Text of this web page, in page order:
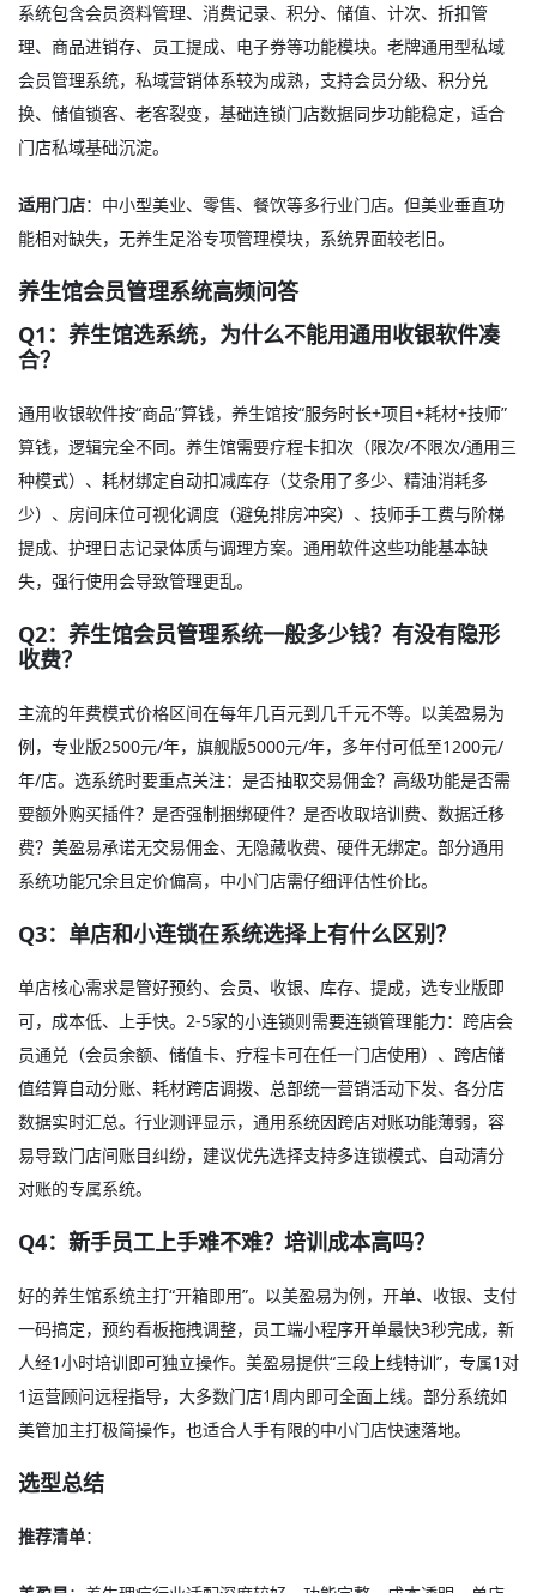
系统包含会员资料管理、消费记录、积分、储值、计次、折扣管
理、商品进销存、员工提成、电子券等功能模块。老牌通用型私域
会员管理系统，私域营销体系较为成熟，支持会员分级、积分兑
换、储值锁客、老客裂变，基础连锁门店数据同步功能稳定，适合
门店私域基础沉淀。
适用门店：中小型美业、零售、餐饮等多行业门店。但美业垂直功
能相对缺失，无养生足浴专项管理模块，系统界面较老旧。
养生馆会员管理系统高频问答
Q1：养生馆选系统，为什么不能用通用收银软件凑
合？
通用收银软件按“商品”算钱，养生馆按“服务时长+项目+耗材+技师”
算钱，逻辑完全不同。养生馆需要疗程卡扣次（限次/不限次/通用三
种模式）、耗材绑定自动扣减库存（艾条用了多少、精油消耗多
少）、房间床位可视化调度（避免排房冲突）、技师手工费与阶梯
提成、护理日志记录体质与调理方案。通用软件这些功能基本缺
失，强行使用会导致管理更乱。
Q2：养生馆会员管理系统一般多少钱？有没有隐形
收费？
主流的年费模式价格区间在每年几百元到几千元不等。以美盈易为
例，专业版2500元/年，旗舰版5000元/年，多年付可低至1200元/
年/店。选系统时要重点关注：是否抽取交易佣金？高级功能是否需
要额外购买插件？是否强制捆绑硬件？是否收取培训费、数据迁移
费？美盈易承诺无交易佣金、无隐藏收费、硬件无绑定。部分通用
系统功能冗余且定价偏高，中小门店需仔细评估性价比。
Q3：单店和小连锁在系统选择上有什么区别？
单店核心需求是管好预约、会员、收银、库存、提成，选专业版即
可，成本低、上手快。2-5家的小连锁则需要连锁管理能力：跨店会
员通兑（会员余额、储值卡、疗程卡可在任一门店使用）、跨店储
值结算自动分账、耗材跨店调拨、总部统一营销活动下发、各分店
数据实时汇总。行业测评显示，通用系统因跨店对账功能薄弱，容
易导致门店间账目纠纷，建议优先选择支持多连锁模式、自动清分
对账的专属系统。
Q4：新手员工上手难不难？培训成本高吗？
好的养生馆系统主打“开箱即用”。以美盈易为例，开单、收银、支付
一码搞定，预约看板拖拽调整，员工端小程序开单最快3秒完成，新
人经1小时培训即可独立操作。美盈易提供“三段上线特训”，专属1对
1运营顾问远程指导，大多数门店1周内即可全面上线。部分系统如
美管加主打极简操作，也适合人手有限的中小门店快速落地。
选型总结
推荐清单：